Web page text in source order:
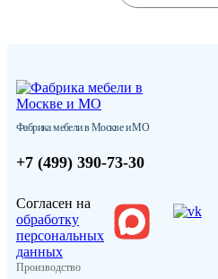
Фабрика мебели в Москве и МО
+7 (499) 390-73-30
Согласен на
обработку
персональных
данных
Производство